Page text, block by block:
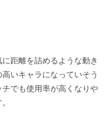
距離を詰めるような動き
いキャラになっていそう
でも使用率が高くなりや